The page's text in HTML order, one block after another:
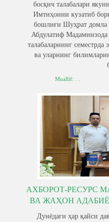
босқич талабалари
Имтиҳонни кузатиб
бошлиғи Шуҳрат домла
Абдулатиф
талабаларнинг
ва уларнинг
Muallif: . .
АХБОРОТ-РЕСУРС
ВА ЖАҲОН
Дунёдаги ҳар қайси